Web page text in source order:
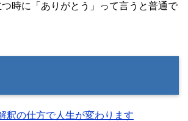
時に「ありがとう」って言うと普通で
釈の仕方で人生が変わります